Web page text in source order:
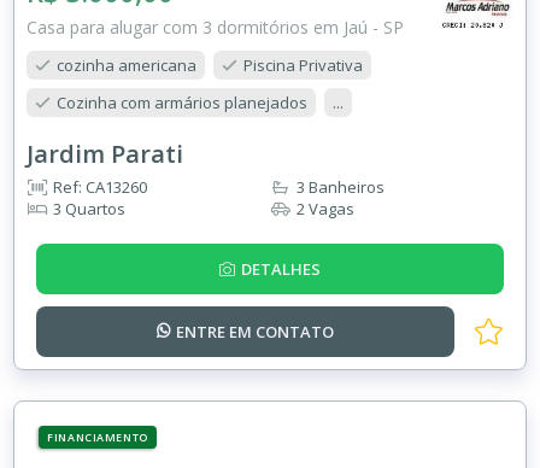
Casa para alugar com 3 dormitórios em Jaú - SP
cozinha americana
Piscina Privativa
Cozinha com armários planejados
...
Jardim Parati
Ref: CA13260
3 Quartos
3 Banheiros
2 Vagas
DETALHES
ENTRE EM CONTATO
FINANCIAMENTO